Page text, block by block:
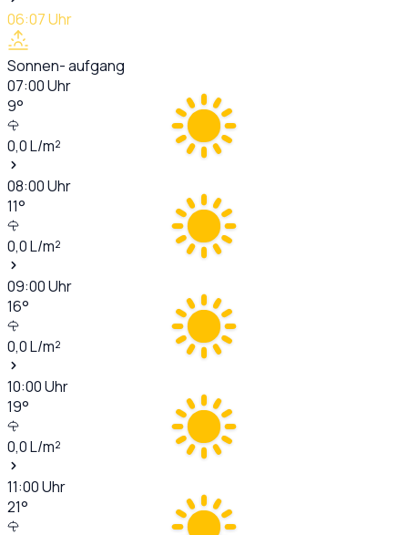
06:07Uhr
Sonnen- aufgang
07:00Uhr
9°
0,0L/m²
08:00Uhr
11°
0,0L/m²
09:00Uhr
16°
0,0L/m²
10:00Uhr
19°
0,0L/m²
11:00Uhr
21°